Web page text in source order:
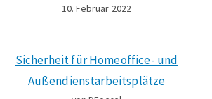
10. Februar 2022
Sicherheit für Homeoffice- und
Außendienstarbeitsplätze